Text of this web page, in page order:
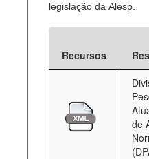
legislação da Alesp.
Recursos
de